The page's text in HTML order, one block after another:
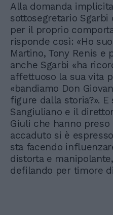
Alla domanda
sottosegretario
per il proprio
risponde così: «Ho
Martino, Tony Renis e
anche Sgarbi «ha
affettuoso la sua vita
«bandiamo Don
figure dalla storia?».
Sangiuliano e il
Giuli che hanno
accaduto si è
sta facendo
distorta e
defilando per timore